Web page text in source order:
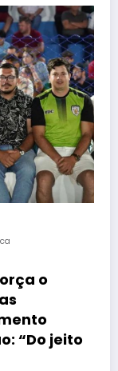
o
“Do jeito